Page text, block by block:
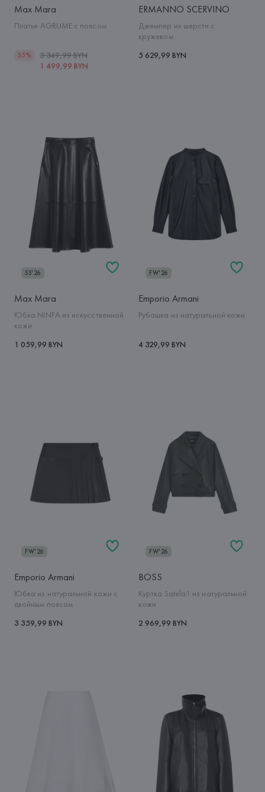
Max Mara
Платье AGRUME с поясом
55%
3 349,99 BYN
1 499,99 BYN
ERMANNO SCERVINO
Джемпер из шерсти с
кружевом
5 629,99 BYN
SS'26
Max Mara
Юбка NINFA из искусственной
кожи
1 059,99 BYN
FW'26
Emporio Armani
Рубашка из натуральной кожи
4 329,99 BYN
FW'26
Emporio Armani
Юбка из натуральной кожи с
двойным поясом
3 359,99 BYN
FW'26
BOSS
Куртка Satela1 из натуральной
кожи
2 969,99 BYN